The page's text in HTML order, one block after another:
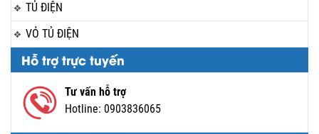
TỦ ĐIỆN
VỎ TỦ ĐIỆN
Hỗ trợ trực tuyến
Tư vấn hỗ trợ
Hotline: 0903836065